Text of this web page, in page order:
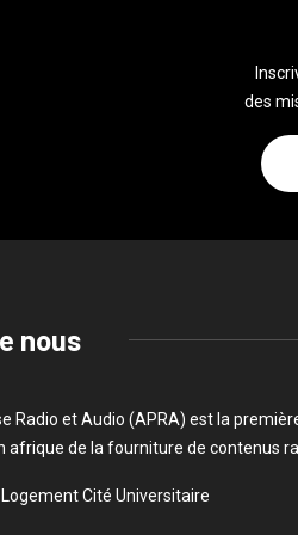
des
nous
Radio et Audio (APRA) est la
afrique de la fourniture de contenus
Cité Universitaire